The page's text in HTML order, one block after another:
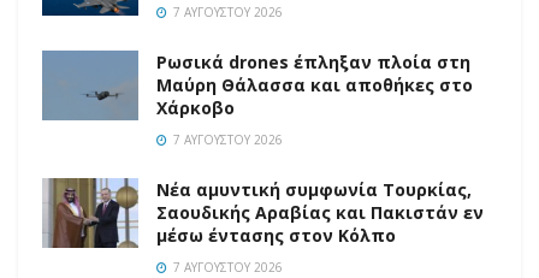
7 ΑΥΓΟΎΣΤΟΥ 2026
Ρωσικά drones έπληξαν πλοία στη
Μαύρη Θάλασσα και αποθήκες στο
Χάρκοβο
7 ΑΥΓΟΎΣΤΟΥ 2026
Νέα αμυντική συμφωνία Τουρκίας,
Σαουδικής Αραβίας και Πακιστάν εν
μέσω έντασης στον Κόλπο
7 ΑΥΓΟΎΣΤΟΥ 2026